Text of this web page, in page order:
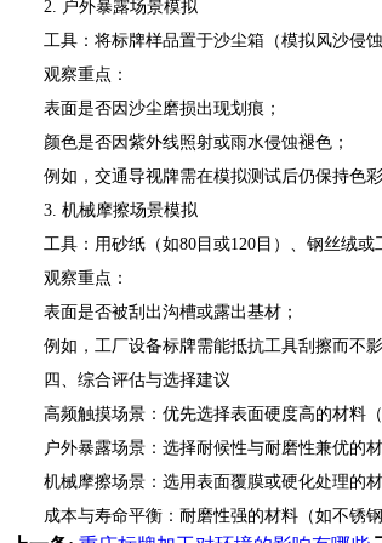
2. 户外暴露场景模拟
工具：将标牌样品置于沙尘箱（模拟风沙侵蚀
观察重点：
表面是否因沙尘磨损出现划痕；
颜色是否因紫外线照射或雨水侵蚀褪色；
例如，交通导视牌需在模拟测试后仍保持色彩
3. 机械摩擦场景模拟
工具：用砂纸（如80目或120目）、钢丝绒或
观察重点：
表面是否被刮出沟槽或露出基材；
例如，工厂设备标牌需能抵抗工具刮擦而不影
四、综合评估与选择建议
高频触摸场景：优先选择表面硬度高的材料（
户外暴露场景：选择耐候性与耐磨性兼优的材
机械摩擦场景：选用表面覆膜或硬化处理的材
成本与寿命平衡：耐磨性强的材料（如不锈钢